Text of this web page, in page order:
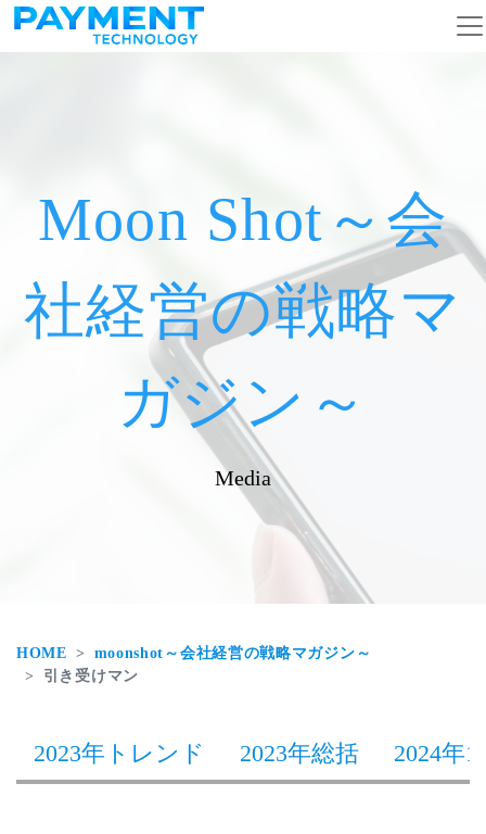
コンテンツへスキップ
メインナビゲーション
Moon Shot～会
社経営の戦略マ
ガジン～
Media
HOME
moonshot～会社経営の戦略マガジン～
引き受けマン
2023年トレンド 2023年総括 2024年1